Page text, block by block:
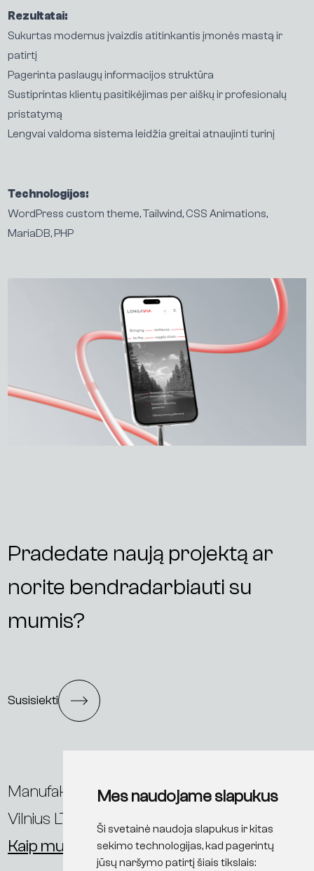
Mes naudojame slapukus
Ši svetainė naudoja slapukus ir kitas
sekimo technologijas, kad pagerintų
jūsų naršymo patirtį šiais tikslais:
Paslaugos
Apie mus
Rezultatai:
Sukurtas modernus įvaizdis atitinkantis įmonės mastą ir
patirtį
Pagerinta paslaugų informacijos struktūra
Sustiprintas klientų pasitikėjimas per aiškų ir profesionalų
pristatymą
Lengvai valdoma sistema leidžia greitai atnaujinti turinį
Technologijos:
WordPress custom theme, Tailwind, CSS Animations,
MariaDB, PHP
Pradedate naują projektą ar
norite bendradarbiauti su
mumis?
Susisiekti
Manufaktūrų g. 20,
Vilnius LT-11342, Lietuva
Kaip mus rasti?